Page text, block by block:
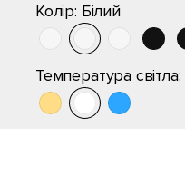
Колір: Білий
Температура світла: